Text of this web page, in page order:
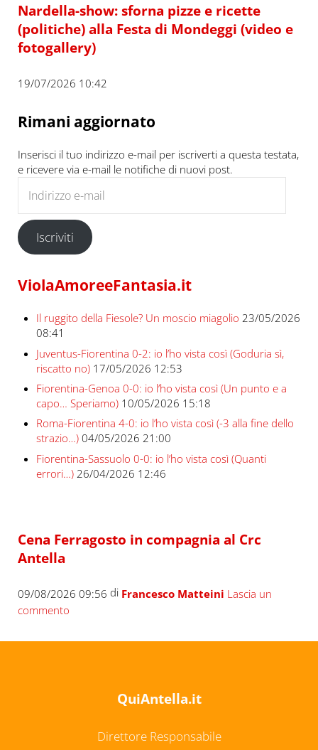
Nardella-show: sforna pizze e ricette
(politiche) alla Festa di Mondeggi (video e
fotogallery)
19/07/2026 10:42
Rimani aggiornato
Inserisci il tuo indirizzo e-mail per iscriverti a questa testata,
e ricevere via e-mail le notifiche di nuovi post.
Iscriviti
ViolaAmoreeFantasia.it
Il ruggito della Fiesole? Un moscio miagolio 23/05/2026
08:41
Juventus-Fiorentina 0-2: io l’ho vista così (Goduria sì,
riscatto no) 17/05/2026 12:53
Fiorentina-Genoa 0-0: io l’ho vista così (Un punto e a
capo… Speriamo) 10/05/2026 15:18
Roma-Fiorentina 4-0: io l’ho vista così (-3 alla fine dello
strazio…) 04/05/2026 21:00
Fiorentina-Sassuolo 0-0: io l’ho vista così (Quanti
errori…) 26/04/2026 12:46
Cena Ferragosto in compagnia al Crc
Antella
09/08/2026 09:56 di Francesco Matteini Lascia un
commento
QuiAntella.it
Direttore Responsabile